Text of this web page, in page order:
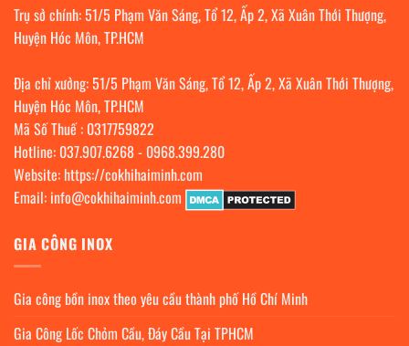
Trụ sở chính: 51/5 Phạm Văn Sáng, Tổ 12, Ấp 2, Xã Xuân Thới Thượng,
Huyện Hóc Môn, TP.HCM
Địa chỉ xưởng: 51/5 Phạm Văn Sáng, Tổ 12, Ấp 2, Xã Xuân Thới Thượng,
Huyện Hóc Môn, TP.HCM
Mã Số Thuế : 0317759822
Hotline: 037.907.6268- 0968.399.280
Website: https://cokhihaiminh.com
Email: info@cokhihaiminh.com
GIA CÔNG INOX
Gia công bồn inox theo yêu cầu thành phố Hồ Chí Minh
Gia Công Lốc Chỏm Cầu, Đáy Cầu Tại TPHCM